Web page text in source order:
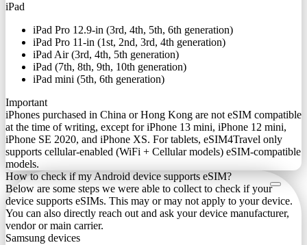
iPad
iPad Pro 12.9-in (3rd, 4th, 5th, 6th generation)
iPad Pro 11-in (1st, 2nd, 3rd, 4th generation)
iPad Air (3rd, 4th, 5th generation)
iPad (7th, 8th, 9th, 10th generation)
iPad mini (5th, 6th generation)
Important
iPhones purchased in China or Hong Kong are not eSIM compatible
at the time of writing, except for iPhone 13 mini, iPhone 12 mini,
iPhone SE 2020, and iPhone XS. For tablets, eSIM4Travel only
supports cellular-enabled (WiFi + Cellular models) eSIM-compatible
models.
How to check if my Android device supports eSIM?
Below are some steps we were able to collect to check if your
device supports eSIMs. This may or may not apply to your device.
You can also directly reach out and ask your device manufacturer,
vendor or main carrier.
Samsung devices